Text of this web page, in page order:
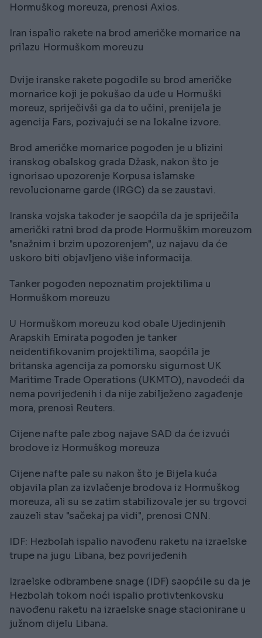
Hormuškog moreuza, prenosi Axios.
Iran ispalio rakete na brod američke mornarice na
prilazu Hormuškom moreuzu
Dvije iranske rakete pogodile su brod američke
mornarice koji je pokušao da uđe u Hormuški
moreuz, spriječivši ga da to učini, prenijela je
agencija Fars, pozivajući se na lokalne izvore.
Brod američke mornarice pogođen je u blizini
iranskog obalskog grada Džask, nakon što je
ignorisao upozorenje Korpusa islamske
revolucionarne garde (IRGC) da se zaustavi.
Iranska vojska također je saopćila da je spriječila
američki ratni brod da prođe Hormuškim moreuzom
"snažnim i brzim upozorenjem", uz najavu da će
uskoro biti objavljeno više informacija.
Tanker pogođen nepoznatim projektilima u
Hormuškom moreuzu
U Hormuškom moreuzu kod obale Ujedinjenih
Arapskih Emirata pogođen je tanker
neidentifikovanim projektilima, saopćila je
britanska agencija za pomorsku sigurnost UK
Maritime Trade Operations (UKMTO), navodeći da
nema povrijeđenih i da nije zabilježeno zagađenje
mora, prenosi Reuters.
Cijene nafte pale zbog najave SAD da će izvući
brodove iz Hormuškog moreuza
Cijene nafte pale su nakon što je Bijela kuća
objavila plan za izvlačenje brodova iz Hormuškog
moreuza, ali su se zatim stabilizovale jer su trgovci
zauzeli stav "sačekaj pa vidi", prenosi CNN.
IDF: Hezbolah ispalio navođenu raketu na izraelske
trupe na jugu Libana, bez povrijeđenih
Izraelske odbrambene snage (IDF) saopćile su da je
Hezbolah tokom noći ispalio protivtenkovsku
navođenu raketu na izraelske snage stacionirane u
južnom dijelu Libana.